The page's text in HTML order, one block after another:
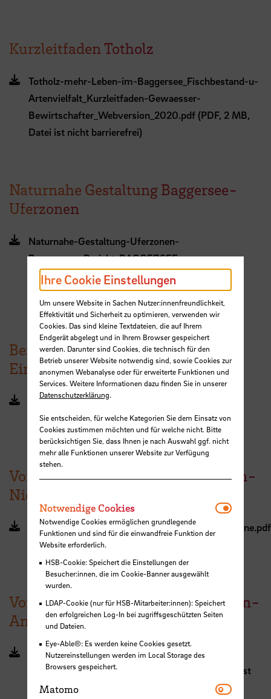
Kurzleitfaden Totholz
Totholz-mehr-Leben-im-Baggersee_Fischbestand-u-
Artenvielfalt_Kurzleitfaden-Gewaesser-
Bewirtschafter_Webversion_2020.pdf (PDF, 2 MB,
Datei ist nicht barrierefrei)
Naturnahe Gestaltung Baggersee-
Uferzonen
Naturnahe-Gestaltung-Uferzonen-
Baggerseen_Projekt-BAGGERSEE-
IGB_Webversion_2022.pdf (PDF, 11 MB, Datei ist
nicht barrierefrei)
Beispiel-Antrag für Totholz-
Einbringung
Beispielantrag_Totholzeinbringung_300925.docx
(DOCX, 5 MB, Datei ist nicht barrierefrei)
Vorträge PRAKTIKER-TAG Bremen-
Niedersachsen 27.09.25
Vortraege_PraktikerTag_Bremen_27.09.2025_online.pdf
(PDF, 3 MB, Datei ist nicht barrierefrei)
Vorträge PRAKTIKER-TAG Sachsen-
Anhalt 18.11.2025
Vortraege_PraktikerTag_Sachsen-
Anhalt_08.11.2025_online.pdf (PDF, 3 MB, Datei ist
nicht barrierefrei)
Ihre Cookie Einstellungen
Um unsere Website in Sachen Nutzer:innenfreundlichkeit,
Effektivität und Sicherheit zu optimieren, verwenden wir
Cookies. Das sind kleine Textdateien, die auf Ihrem
Endgerät abgelegt und in Ihrem Browser gespeichert
werden. Darunter sind Cookies, die technisch für den
Betrieb unserer Website notwendig sind, sowie Cookies zur
anonymen Webanalyse oder für erweiterte Funktionen und
Services. Weitere Informationen dazu finden Sie in unserer
Datenschutzerklärung.
Sie entscheiden, für welche Kategorien Sie dem Einsatz von
Cookies zustimmen möchten und für welche nicht. Bitte
berücksichtigen Sie, dass Ihnen je nach Auswahl ggf. nicht
mehr alle Funktionen unserer Website zur Verfügung
stehen.
Notwendige Cookies
Notwendige Cookies ermöglichen grundlegende
Funktionen und sind für die einwandfreie Funktion der
Website erforderlich.
HSB-Cookie: Speichert die Einstellungen der
Besucher:innen, die im Cookie-Banner ausgewählt
wurden.
LDAP-Cookie (nur für HSB-Mitarbeiter:innen): Speichert
den erfolgreichen Log-In bei zugriffsgeschützten Seiten
und Dateien.
Eye-Able®: Es werden keine Cookies gesetzt.
Nutzereinstellungen werden im Local Storage des
Browsers gespeichert.
Matomo Matomo